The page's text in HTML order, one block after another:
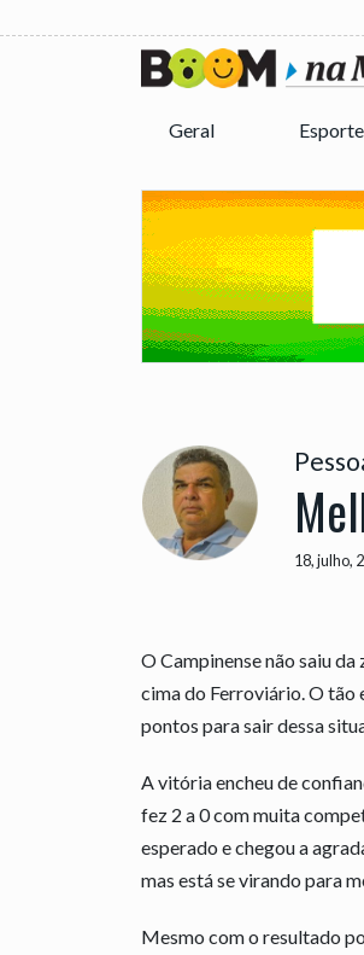
Geral
18, julho,
O Campinense não saiu
cima do Ferroviário. O tão
pontos para sair dessa
A vitória encheu de
fez 2 a 0 com muita
esperado e chegou a
mas está se virando para
Mesmo com o resultado